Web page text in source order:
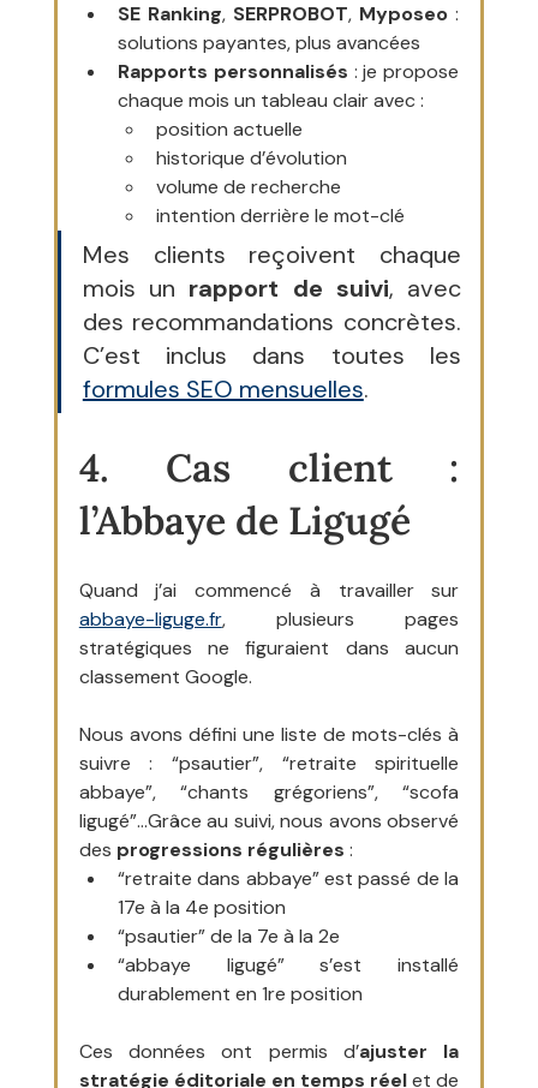
SE Ranking, SERPROBOT, Myposeo :
solutions payantes, plus avancées
Rapports personnalisés : je propose
chaque mois un tableau clair avec :
position actuelle
historique d’évolution
volume de recherche
intention derrière le mot-clé
Mes clients reçoivent chaque
mois un rapport de suivi, avec
des recommandations concrètes.
formules SEO mensuelles.
4. Cas client :
l’Abbaye de Ligugé
abbaye-liguge.fr, plusieurs pages
stratégiques ne figuraient dans aucun
classement Google.
Nous avons défini une liste de mots-clés à
suivre : “psautier”, “retraite spirituelle
abbaye”, “chants grégoriens”, “scofa
ligugé”…Grâce au suivi, nous avons observé
des progressions régulières :
“retraite dans abbaye” est passé de la
17e à la 4e position
“psautier” de la 7e à la 2e
“abbaye ligugé” s’est installé
durablement en 1re position
Ces données ont permis d’ajuster la
stratégie éditoriale en temps réel et de